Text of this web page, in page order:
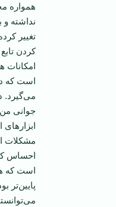
همواره
نداشته و
تغییر
کردن
امکانات
است که در
می‌گیرد.
جوانی
ابزارهای
مشکلات
احساس
است که
پایین‌تر